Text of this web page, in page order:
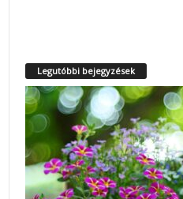
Legutóbbi bejegyzések